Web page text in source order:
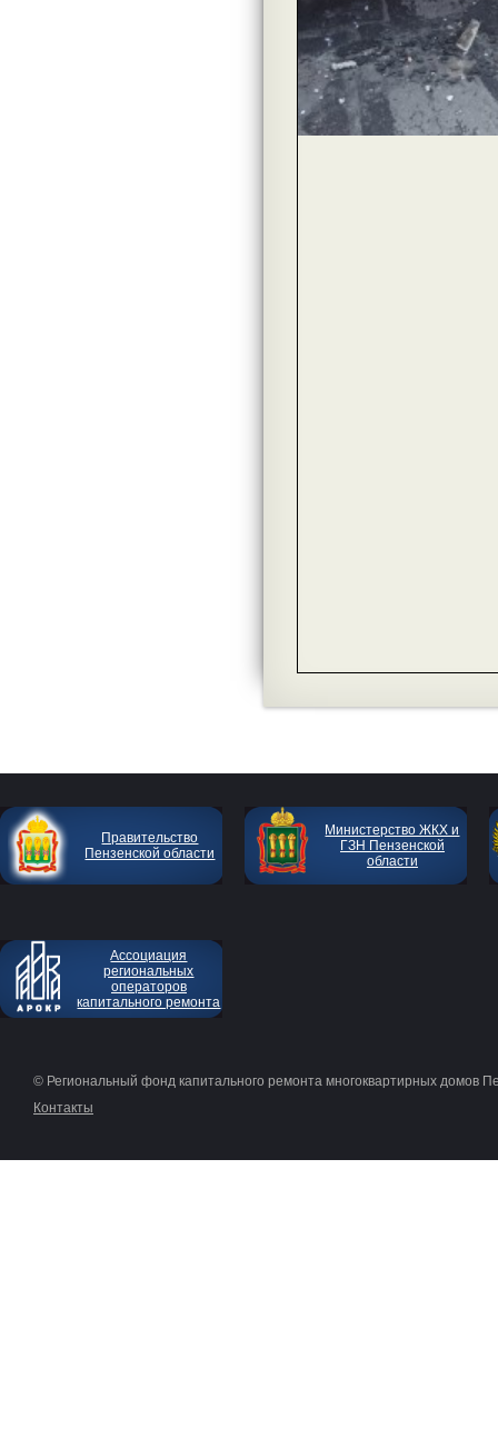
Правительство
Пензенской области
Министерство ЖКХ и
ГЗН Пензенской
области
Ассоциация
региональных
операторов
капитального ремонта
© Региональный фонд капитального ремонта многоквартирных домов
Контакты